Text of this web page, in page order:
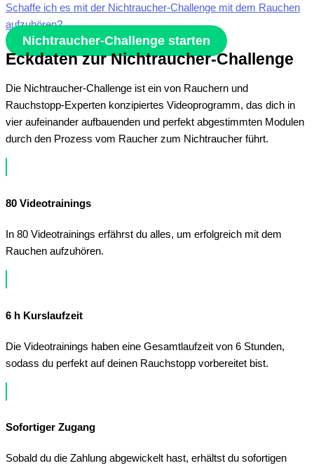
Schaffe ich es mit der Nichtraucher-Challenge mit dem Rauchen
aufzuhören?
Nichtraucher-Challenge starten
Eckdaten zur Nichtraucher-Challenge
Die Nichtraucher-Challenge ist ein von Rauchern und
Rauchstopp-Experten konzipiertes Videoprogramm, das dich in
vier aufeinander aufbauenden und perfekt abgestimmten Modulen
durch den Prozess vom Raucher zum Nichtraucher führt.
80 Videotrainings
In 80 Videotrainings erfährst du alles, um erfolgreich mit dem
Rauchen aufzuhören.
6 h Kurslaufzeit
Die Videotrainings haben eine Gesamtlaufzeit von 6 Stunden,
sodass du perfekt auf deinen Rauchstopp vorbereitet bist.
Sofortiger Zugang
Sobald du die Zahlung abgewickelt hast, erhältst du sofortigen